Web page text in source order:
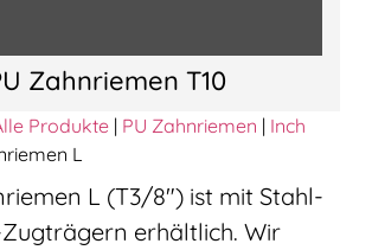
Produkte| PU Zahnriemen | Inch
L
L (T3/8″) ist mit Stahl-
erhältlich. Wir
Zahnriemen T10